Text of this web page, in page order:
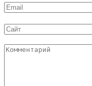
Email
Сайт
Комментарий